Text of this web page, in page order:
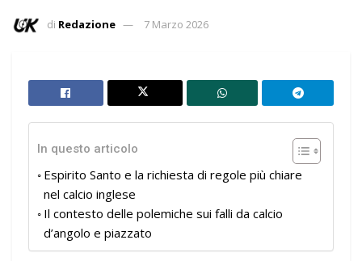
di Redazione 7 Marzo 2026
In questo articolo
Espirito Santo e la richiesta di regole più chiare
nel calcio inglese
Il contesto delle polemiche sui falli da calcio
d’angolo e piazzato